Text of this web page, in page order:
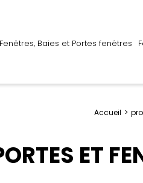
Fenêtres, Baies et Portes fenêtres
Accueil
ET